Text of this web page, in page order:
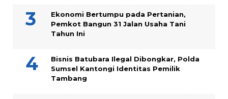
Ekonomi Bertumpu pada Pertanian,
Pemkot Bangun 31 Jalan Usaha Tani
Tahun Ini
Bisnis Batubara Ilegal Dibongkar, Polda
Sumsel Kantongi Identitas Pemilik
Tambang